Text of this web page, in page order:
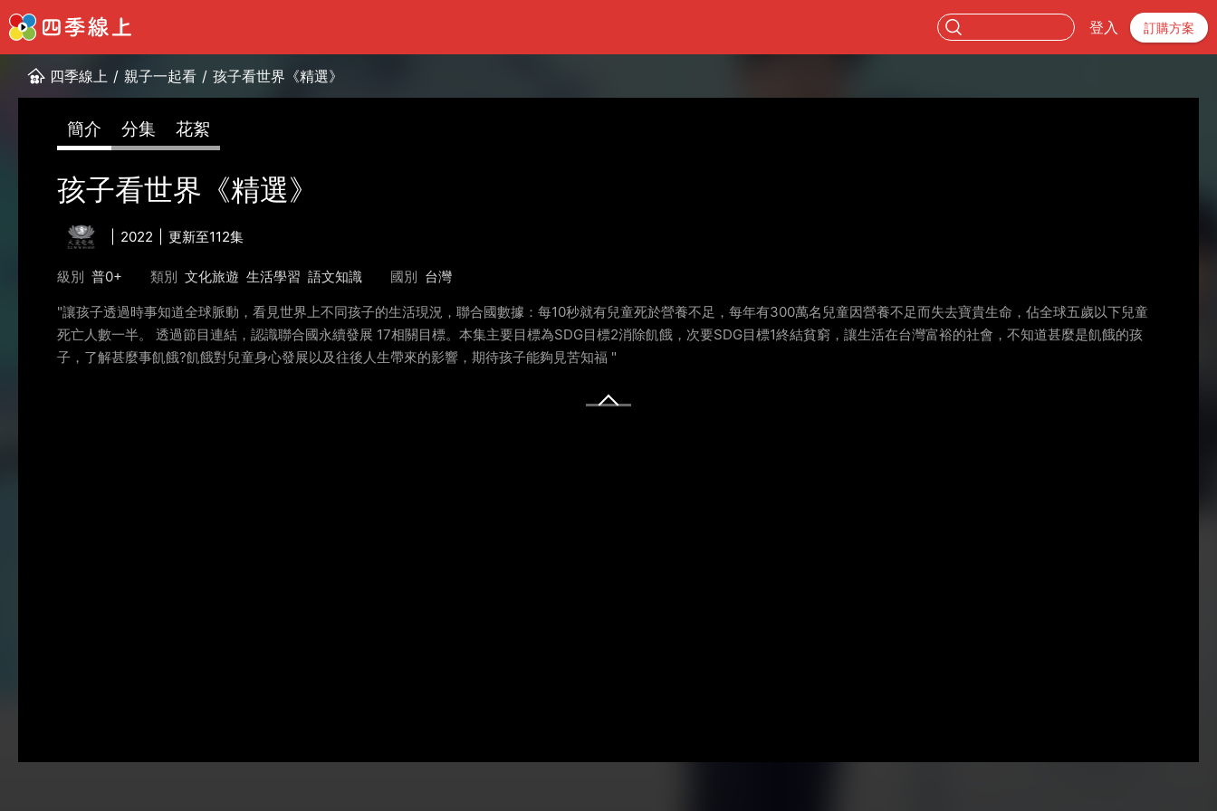
登入 訂購方案
四季線上 / 親子一起看 / 孩子看世界《精選》
簡介 分集 花絮
孩子看世界《精選》
2022 更新至112集
級別 普0+ 類別 文化旅遊 生活學習 語文知識 國別 台灣
"讓孩子透過時事知道全球脈動，看見世界上不同孩子的生活現況，聯合國數據：每10秒就有兒童死於營養不足，每年有300萬名兒童因營養不足而失去寶貴生命，佔全球五歲以下兒童
死亡人數一半。 透過節目連結，認識聯合國永續發展 17相關目標。本集主要目標為SDG目標2消除飢餓，次要SDG目標1終結貧窮，讓生活在台灣富裕的社會，不知道甚麼是飢餓的孩
子，了解甚麼事飢餓?飢餓對兒童身心發展以及往後人生帶來的影響，期待孩子能夠見苦知福 "